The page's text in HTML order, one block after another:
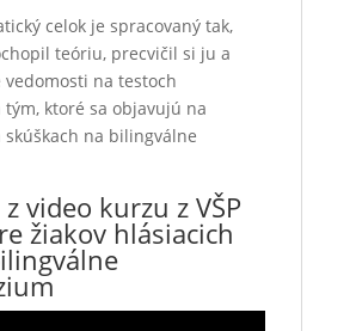
celok je spracovaný tak,
teóriu, precvičil si ju a
vedomosti na testoch
tým, ktoré sa objavujú na
na bilingválne
video kurzu z VŠP
žiakov hlásiacich